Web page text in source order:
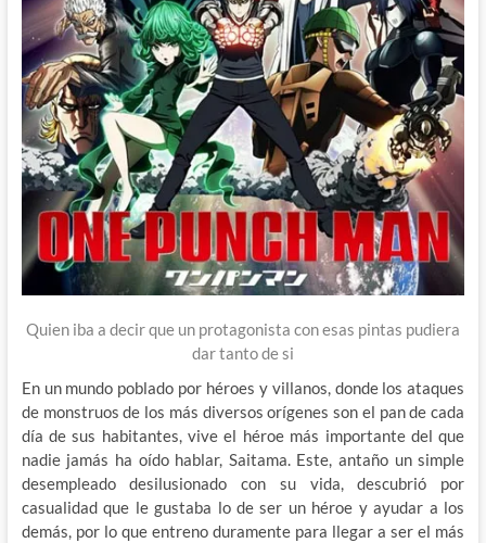
Quien iba a decir que un protagonista con esas pintas pudiera
dar tanto de si
En un mundo poblado por héroes y villanos, donde los ataques
de monstruos de los más diversos orígenes son el pan de cada
día de sus habitantes, vive el héroe más importante del que
nadie jamás ha oído hablar, Saitama. Este, antaño un simple
desempleado desilusionado con su vida, descubrió por
casualidad que le gustaba lo de ser un héroe y ayudar a los
demás, por lo que entreno duramente para llegar a ser el más